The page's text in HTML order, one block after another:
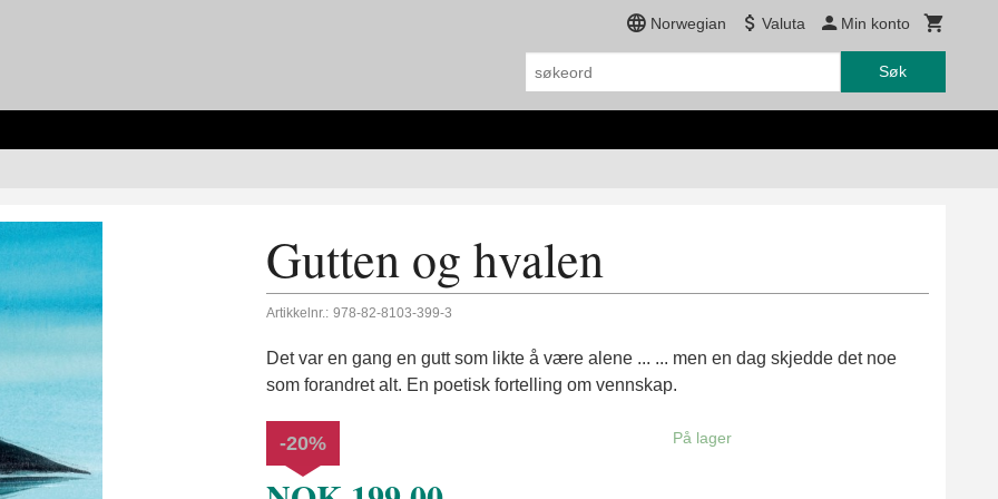
Norwegian Valuta Min konto
Søk
Gutten og hvalen
Artikkelnr.: 978-82-8103-399-3
Det var en gang en gutt som likte å være alene ... ... men en dag skjedde det noe
som forandret alt. En poetisk fortelling om vennskap.
-20% På lager